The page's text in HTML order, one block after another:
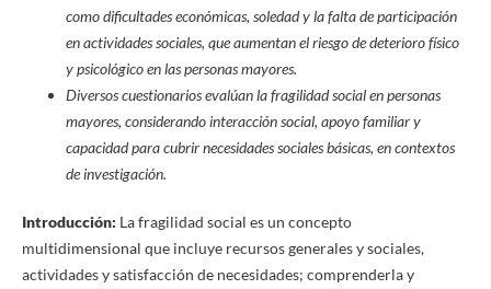
como dificultades económicas, soledad y la falta de participación
en actividades sociales, que aumentan el riesgo de deterioro físico
y psicológico en las personas mayores.
Diversos cuestionarios evalúan la fragilidad social en personas
mayores, considerando interacción social, apoyo familiar y
capacidad para cubrir necesidades sociales básicas, en contextos
de investigación.
Introducción: La fragilidad social es un concepto
multidimensional que incluye recursos generales y sociales,
actividades y satisfacción de necesidades; comprenderla y